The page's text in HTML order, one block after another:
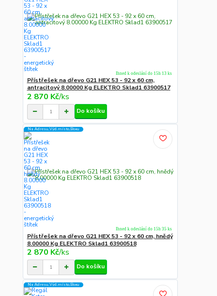
Přístřešek na dřevo G21 HEX 53 - 92 x 60 cm,
antracitový 8.00000 Kg ELEKTRO Sklad1 63900517
2 870 Kč/ks
Ihned k odeslání do 15h 13 ks
Do košíku
Na Adresu,Výd.místo,Boxu
Přístřešek na dřevo G21 HEX 53 - 92 x 60 cm, hnědý
8.00000 Kg ELEKTRO Sklad1 63900518
2 870 Kč/ks
Ihned k odeslání do 15h 35 ks
Do košíku
Na Adresu,Výd.místo,Boxu